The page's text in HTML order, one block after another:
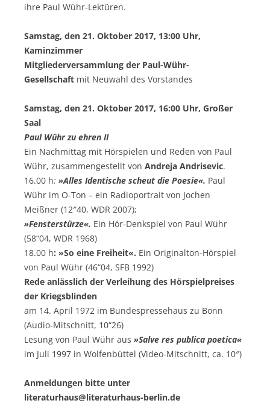
ihre Paul Wühr-Lektüren.
Samstag, den 21. Oktober 2017, 13:00 Uhr,
Kaminzimmer
Mitgliederversammlung der Paul-Wühr-
Gesellschaft mit Neuwahl des Vorstandes
Samstag, den 21. Oktober 2017, 16:00 Uhr, Großer
Saal
Paul Wühr zu ehren II
Ein Nachmittag mit Hörspielen und Reden von Paul
Wühr, zusammengestellt von Andreja Andrisevic.
16.00 h: »Alles Identische scheut die Poesie«. Paul
Wühr im O-Ton – ein Radioportrait von Jochen
Meißner (12″40, WDR 2007);
»Fensterstürze«. Ein Hör-Denkspiel von Paul Wühr
(58“04, WDR 1968)
18.00 h: »So eine Freiheit«. Ein Originalton-Hörspiel
von Paul Wühr (46“04, SFB 1992)
Rede anlässlich der Verleihung des Hörspielpreises
der Kriegsblinden
am 14. April 1972 im Bundespressehaus zu Bonn
(Audio-Mitschnitt, 10“26)
Lesung von Paul Wühr aus »Salve res publica poetica«
im Juli 1997 in Wolfenbüttel (Video-Mitschnitt, ca. 10″)
Anmeldungen bitte unter
literaturhaus@literaturhaus-berlin.de